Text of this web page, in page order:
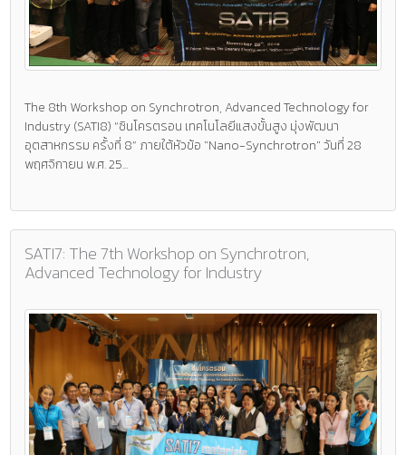
The 8th Workshop on Synchrotron, Advanced Technology for
Industry (SATI8) “ซินโครตรอน เทคโนโลยีแสงขั้นสูง มุ่งพัฒนา
อุตสาหกรรม ครั้งที่ 8” ภายใต้หัวข้อ "Nano-Synchrotron" วันที่ 28
พฤศจิกายน พ.ศ. 25...
SATI7: The 7th Workshop on Synchrotron,
Advanced Technology for Industry